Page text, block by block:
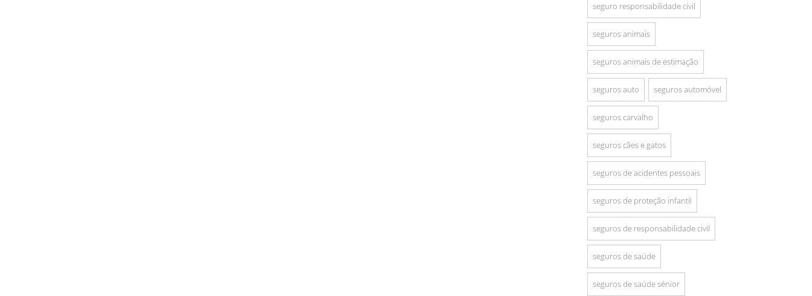
seguro responsabilidade civil
seguros animais
seguros animais de estimação
seguros auto seguros automóvel
seguros carvalho
seguros cães e gatos
seguros de acidentes pessoais
seguros de proteção infantil
seguros de responsabilidade civil
seguros de saúde
seguros de saúde sénior